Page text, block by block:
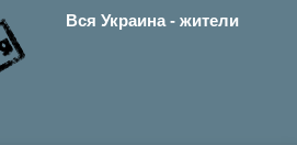
Вся Украина - жители